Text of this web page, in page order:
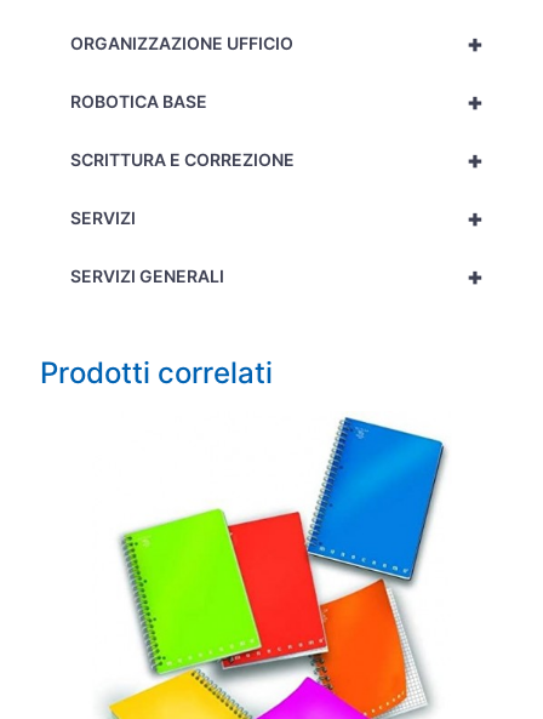
+
ORGANIZZAZIONE UFFICIO
+
ROBOTICA BASE
+
SCRITTURA E CORREZIONE
+
SERVIZI
+
SERVIZI GENERALI
Prodotti correlati